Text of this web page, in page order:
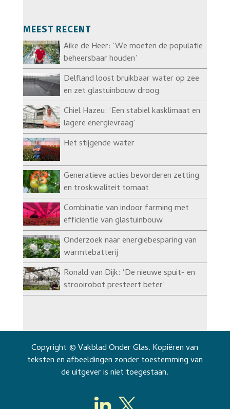
MEEST RECENT
Aike de Heer: ‘We moeten de populatie
beheersbaar houden’
Delfland loost bruikbaar water op zee
en zet glastuinbouw droog
Chiel Hazeu: ‘Een stabiel kasklimaat en
lagere energievraag’
Het stijgende water
Generatieve acties bevorderen zetting
en troskwaliteit tomaat
Combinatie van indoor farming met
efficiëntie van glastuinbouw
Onderzoek naar energiebesparing van
warmtebatterij
Ronald van Dijk: ‘De nieuwe spuit- en
strooirobot presteert beter’
Copyright © Vakblad Onder Glas. Kopiëren van
teksten en afbeeldingen zonder toestemming van
de uitgever is niet toegestaan.